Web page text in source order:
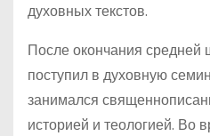
духовных текстов.
После окончания средней
поступил в духовную
занимался
историей и теологией. Во